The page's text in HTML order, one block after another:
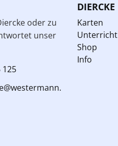
oder zu
unser
125
DIERCKE
Karten
Unterricht
Shop
Info